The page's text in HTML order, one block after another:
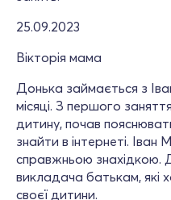
25.09.2023
Вікторія мама
Донька займається з
місяці. З першого
дитину, почав
знайти в інтернеті.
справжньою
викладача батькам, які
своєї дитини.